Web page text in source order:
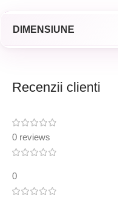
DIMENSIUNE
Recenzii clienti
0 reviews
0